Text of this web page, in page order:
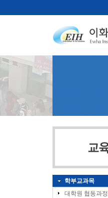
학부교과목
대학원 협동과정